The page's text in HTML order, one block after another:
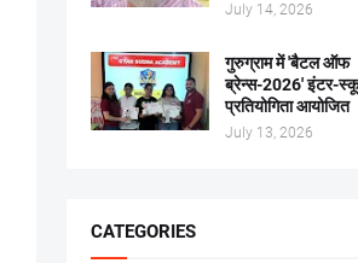
July 14, 2026
गुरुग्राम में 'बैटल ऑफ
ब्रेन्स-2026' इंटर-
प्रतियोगिता आयोजित
July 13, 2026
CATEGORIES